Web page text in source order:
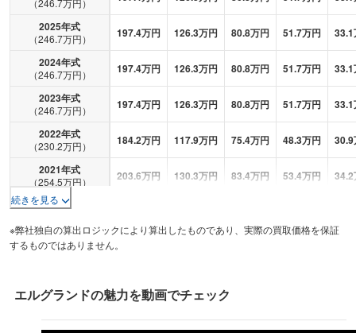
（246.7万円）
2025年式
（246.7万円） 197.4万円 126.3万円 80.8万円 51.7万円 33.1
2024年式
（246.7万円） 197.4万円 126.3万円 80.8万円 51.7万円 33.1
2023年式
（246.7万円） 197.4万円 126.3万円 80.8万円 51.7万円 33.1
2022年式
（230.2万円） 184.2万円 117.9万円 75.4万円 48.3万円 30.9
2021年式
（254.5万円） 203.6万円 130.3万円 83.4万円 53.4万円 34.2
2020年式
2019年式
（213.3万円） 170.6
（ 177.5万円）
154.1万円） 123.3万円 78.9万円 50.5万円 32.3万円 20.7
続きを見る
※弊社独自の算出ロジックにより算出したものであり、実際の買取価格を保証
するものではありません。
エルグランドの魅力を動画でチェック